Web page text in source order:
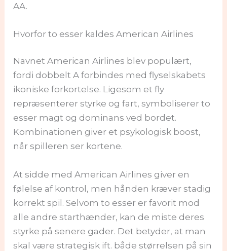
AA.
Hvorfor to esser kaldes American Airlines
Navnet American Airlines blev populært,
fordi dobbelt A forbindes med flyselskabets
ikoniske forkortelse. Ligesom et fly
repræsenterer styrke og fart, symboliserer to
esser magt og dominans ved bordet.
Kombinationen giver et psykologisk boost,
når spilleren ser kortene.
At sidde med American Airlines giver en
følelse af kontrol, men hånden kræver stadig
korrekt spil. Selvom to esser er favorit mod
alle andre starthænder, kan de miste deres
styrke på senere gader. Det betyder, at man
skal være strategisk ift. både størrelsen på sin